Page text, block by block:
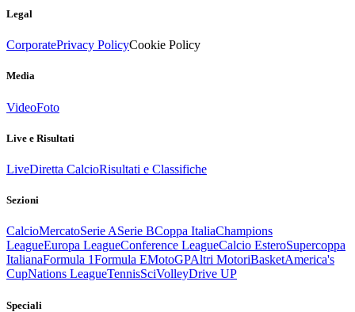
Legal
CorporatePrivacy PolicyCookie Policy
Media
VideoFoto
Live e Risultati
LiveDiretta CalcioRisultati e Classifiche
Sezioni
CalcioMercatoSerie ASerie BCoppa ItaliaChampions
LeagueEuropa LeagueConference LeagueCalcio EsteroSupercoppa
ItalianaFormula 1Formula EMotoGPAltri MotoriBasketAmerica's
CupNations LeagueTennisSciVolleyDrive UP
Speciali